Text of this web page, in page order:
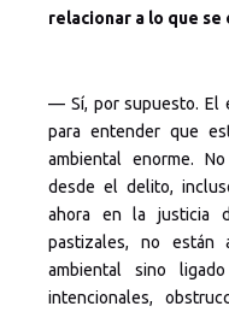
relacionar a lo que se
— Sí, por supuesto. El
para entender que
ambiental enorme.
desde el delito,
ahora en la justicia
pastizales, no
ambiental sino
intencionales,